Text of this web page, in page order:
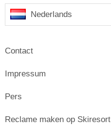
Nederlands
Contact
Impressum
Pers
Reclame maken op Skiresort